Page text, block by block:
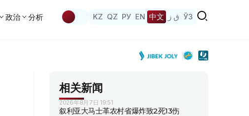
政治 分析 KZ QZ РУ EN 中文 ق ز ЎЗ
相关新闻
2026年8月7日 19:51
叙利亚大马士革农村省爆炸致2死13伤